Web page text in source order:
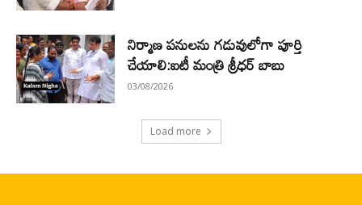
నిర్మాణ పనులను గడువులోగా పూర్తి
చేయాలి:ఐటీ మంత్రి శ్రీధర్ బాబు
03/08/2026
Load more